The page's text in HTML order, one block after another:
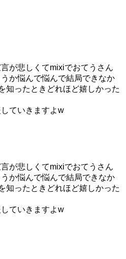
が悲しくてmixiでおてうさん
か悩んで悩んで結局できなか
知ったときどれほど嬉しかった
ていきますよw
が悲しくてmixiでおてうさん
か悩んで悩んで結局できなか
知ったときどれほど嬉しかった
ていきますよw